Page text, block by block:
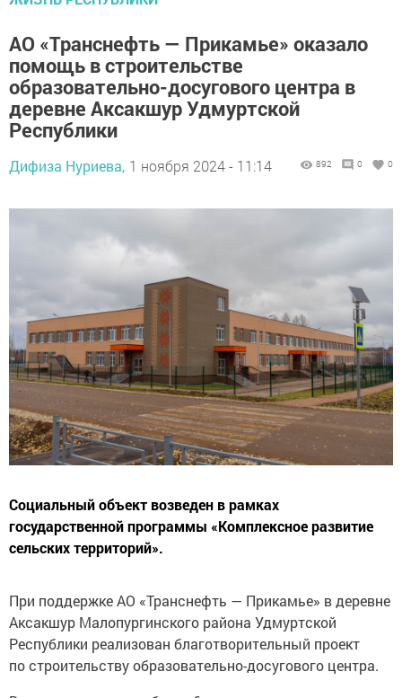
АО «Транснефть — Прикамье» оказало
помощь в строительстве
образовательно-досугового центра в
деревне Аксакшур Удмуртской
Республики
Дифиза Нуриева, 1 ноября 2024 - 11:14 892 0 0
Социальный объект возведен в рамках
государственной программы «Комплексное развитие
сельских территорий».
При поддержке АО «Транснефть — Прикамье» в деревне
Аксакшур Малопургинского района Удмуртской
Республики реализован благотворительный проект
по строительству образовательно-досугового центра.